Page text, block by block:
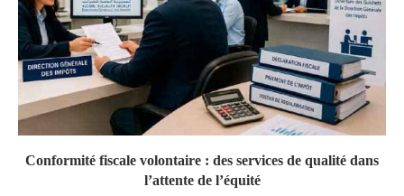
Conformité fiscale volontaire : des services de qualité dans
l’attente de l’équité